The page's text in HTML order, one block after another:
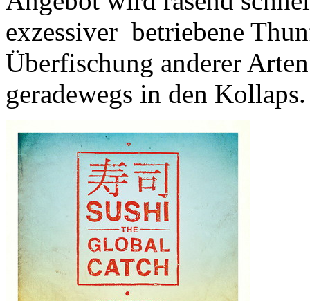
exzessiver betriebene
Überfischung anderer
geradewegs in den Kollaps.